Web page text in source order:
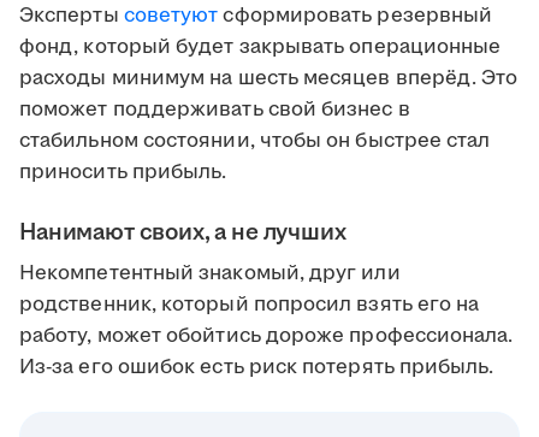
Эксперты советуютсформировать резервный
фонд, который будет закрывать операционные
расходы минимум на шесть месяцев вперёд. Это
поможет поддерживать свой бизнес в
стабильном состоянии, чтобы он быстрее стал
приносить прибыль.
Нанимают своих, а не лучших
Некомпетентный знакомый, друг или
родственник, который попросил взять его на
работу, может обойтись дороже профессионала.
Из-за его ошибок есть риск потерять прибыль.